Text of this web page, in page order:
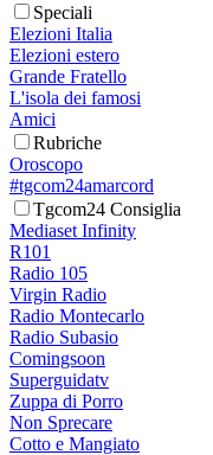
Speciali
Elezioni Italia
Elezioni estero
Grande Fratello
L'isola dei famosi
Amici
Rubriche
Oroscopo
#tgcom24amarcord
Tgcom24 Consiglia
Mediaset Infinity
R101
Radio 105
Virgin Radio
Radio Montecarlo
Radio Subasio
Comingsoon
Superguidatv
Zuppa di Porro
Non Sprecare
Cotto e Mangiato